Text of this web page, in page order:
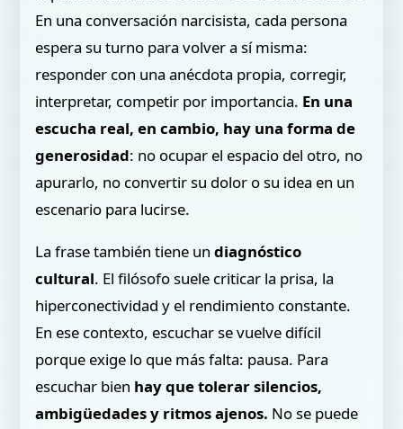
En una conversación narcisista, cada persona
espera su turno para volver a sí misma:
responder con una anécdota propia, corregir,
interpretar, competir por importancia. En una
escucha real, en cambio, hay una forma de
generosidad: no ocupar el espacio del otro, no
apurarlo, no convertir su dolor o su idea en un
escenario para lucirse.
La frase también tiene undiagnóstico
cultural. El filósofo suele criticar la prisa, la
hiperconectividad y el rendimiento constante.
En ese contexto, escuchar se vuelve difícil
porque exige lo que más falta: pausa. Para
escuchar bien hay que tolerar silencios,
ambigüedades y ritmos ajenos. No se puede